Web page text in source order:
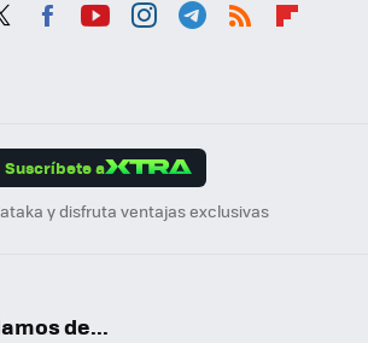
Suscríbete a
y disfruta ventajas exclusivas
de...